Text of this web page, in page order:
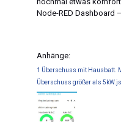
Node-RED Dashboard
Anhänge:
1 Überschuss mit Hausbatt.
Überschuss größer als